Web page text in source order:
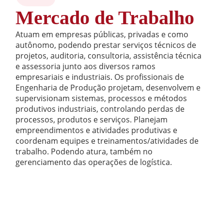
Mercado de Trabalho
Atuam em empresas públicas, privadas e como
autônomo, podendo prestar serviços técnicos de
projetos, auditoria, consultoria, assistência técnica
e assessoria junto aos diversos ramos
empresariais e industriais. Os profissionais de
Engenharia de Produção projetam, desenvolvem e
supervisionam sistemas, processos e métodos
produtivos industriais, controlando perdas de
processos, produtos e serviços. Planejam
empreendimentos e atividades produtivas e
coordenam equipes e treinamentos/atividades de
trabalho. Podendo atura, também no
gerenciamento das operações de logística.